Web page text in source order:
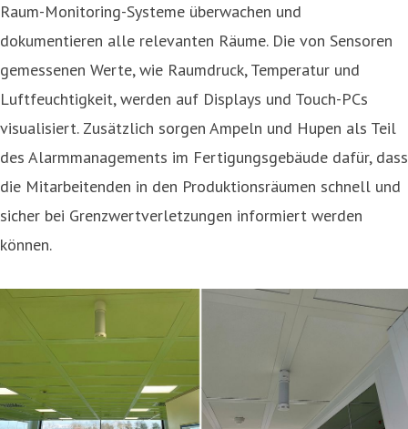
Raum-Monitoring-Systeme überwachen und
dokumentieren alle relevanten Räume. Die von Sensoren
gemessenen Werte, wie Raumdruck, Temperatur und
Luftfeuchtigkeit, werden auf Displays und Touch-PCs
visualisiert. Zusätzlich sorgen Ampeln und Hupen als Teil
des Alarmmanagements im Fertigungsgebäude dafür, dass
die Mitarbeitenden in den Produktionsräumen schnell und
sicher bei Grenzwertverletzungen informiert werden
können.